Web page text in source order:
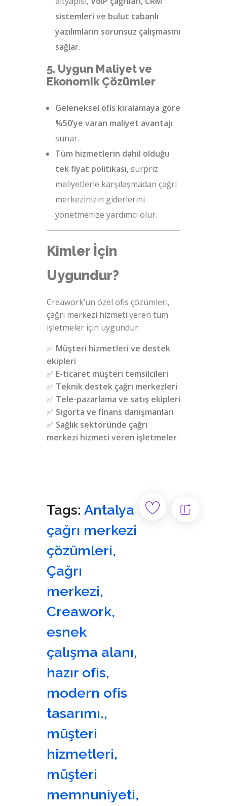
sistemleri ve bulut tabanlı
yazılımların sorunsuz çalışmasını
sağlar.
5. Uygun Maliyet ve
Ekonomik Çözümler
Geleneksel ofis kiralamaya göre
%50’ye varan maliyet avantajı
sunar.
Tüm hizmetlerin dahil olduğu
tek fiyat politikası, sürpriz
maliyetlerle karşılaşmadan çağrı
merkezinizin giderlerini
yönetmenize yardımcı olur.
Kimler İçin
Uygundur?
Creawork’un özel ofis çözümleri,
çağrı merkezi hizmeti veren tüm
işletmeler için uygundur:
✅ Müşteri hizmetleri ve destek
ekipleri
✅ E-ticaret müşteri temsilcileri
✅ Teknik destek çağrı merkezleri
✅ Tele-pazarlama ve satış ekipleri
✅ Sigorta ve finans danışmanları
✅ Sağlık sektöründe çağrı
merkezi hizmeti veren işletmeler
Tags: Antalya
çağrı merkezi
çözümleri,
Çağrı
merkezi,
Creawork,
esnek
çalışma alanı,
hazır ofis,
modern ofis
tasarımı.,
müşteri
hizmetleri,
müşteri
memnuniyeti,